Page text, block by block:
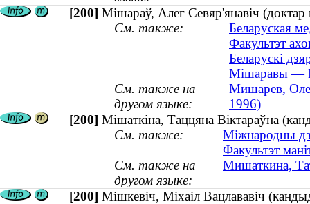
[200] Мішараў, Алег Севяр'янавіч
См. также:
Беларуская
Факультэт
Беларускі
Мішаравы —
См. также на
другом языке:
Мишарев,
1996)
[200] Мішаткіна, Таццяна Віктараўна
См. также:
Міжнародны
Факультэт
См. также на
другом языке:
Мишаткина,
[200] Мішкевіч, Міхаіл Вацлававіч